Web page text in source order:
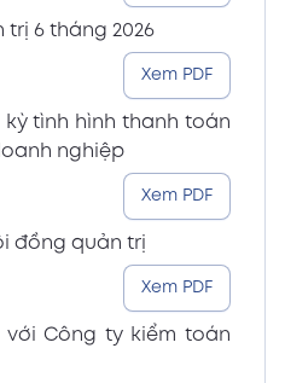
trị 6 tháng 2026
kỳ tình hình thanh toán
nghiệp
Xem PDF
đồng quản trị
Xem PDF
với Công ty kiểm toán
Xem PDF